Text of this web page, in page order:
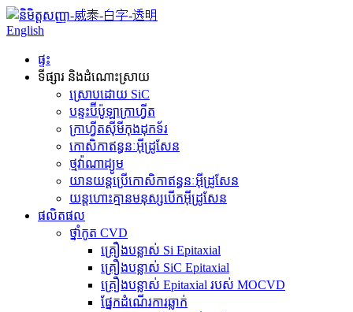
English
ផ្ទះ
ទីផ្សារ និងដំណោះស្រាយ
ស្រោបដោយ SiC
បន្ទះ​ប៊ីប៉ូឡា​ក្រាហ្វីត
ក្រាហ្វីត​ស៊ីមីកុងដុកទ័រ
កោសិកាឥន្ធនៈអ៊ីដ្រូសែន
ថ្មវ៉ាណាដ្យូម
យានយន្ត​ប្រើ​កោសិកា​ឥន្ធនៈ​អ៊ីដ្រូសែន
យន្តហោះគ្មានមនុស្សបើកអ៊ីដ្រូសែន
ផលិតផល
ថ្នាំកូត CVD
គ្រឿងបន្លាស់ Si Epitaxial
គ្រឿងបន្លាស់ SiC Epitaxial
គ្រឿងបន្លាស់ Epitaxial របស់ MOCVD
ផ្នែកដំណើរការឆ្លាក់